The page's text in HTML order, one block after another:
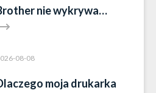
nie wykrywa
08-08
moja drukarka